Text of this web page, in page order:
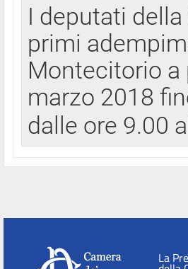
I deputati
primi
Montecitorio a
marzo 2018
dalle ore 9.00
La